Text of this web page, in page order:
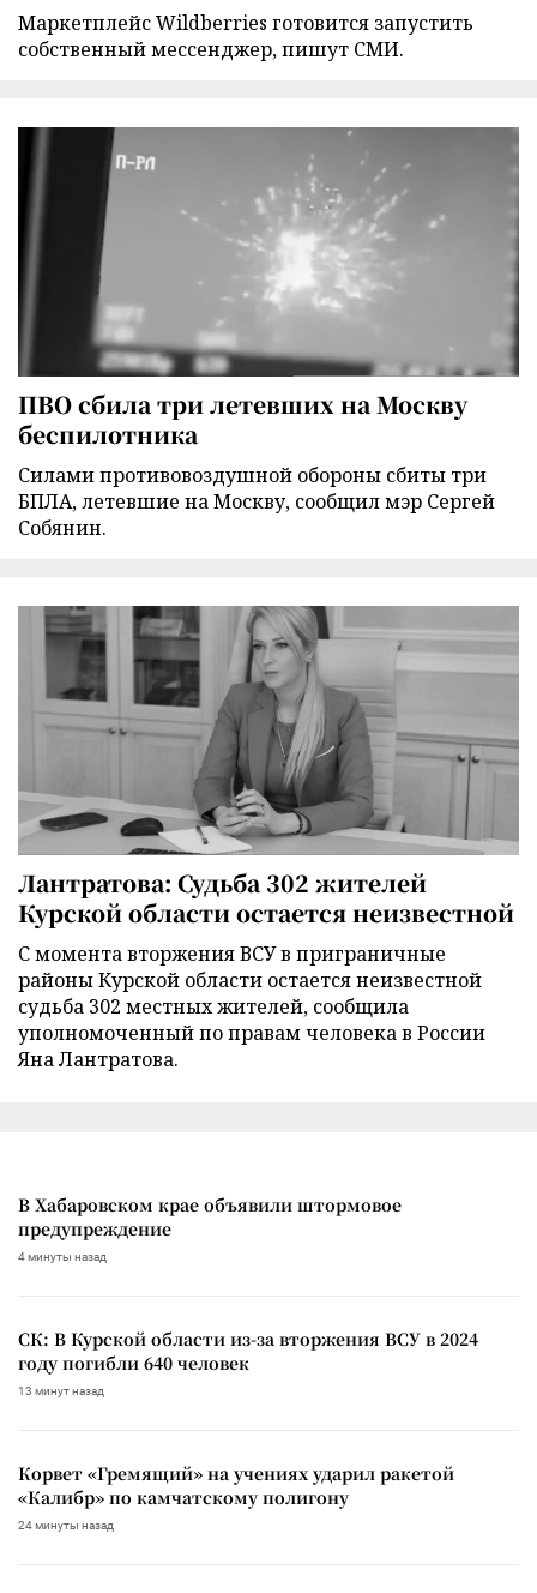
Маркетплейс Wildberries готовится запустить
собственный мессенджер, пишут СМИ.
ПВО сбила три летевших на Москву
беспилотника
Силами противовоздушной обороны сбиты три
БПЛА, летевшие на Москву, сообщил мэр Сергей
Собянин.
Лантратова: Судьба 302 жителей
Курской области остается неизвестной
С момента вторжения ВСУ в приграничные
районы Курской области остается неизвестной
судьба 302 местных жителей, сообщила
уполномоченный по правам человека в России
Яна Лантратова.
В Хабаровском крае объявили штормовое
предупреждение
4 минуты назад
СК: В Курской области из-за вторжения ВСУ в 2024
году погибли 640 человек
13 минут назад
Корвет «Гремящий» на учениях ударил ракетой
«Калибр» по камчатскому полигону
24 минуты назад